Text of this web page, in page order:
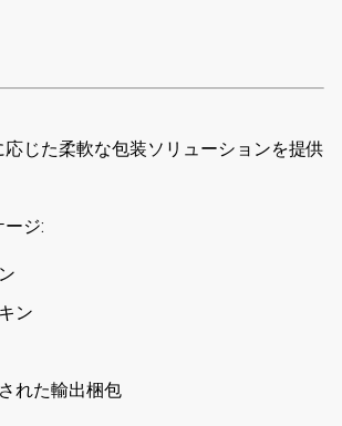
じた柔軟な包装ソリューションを提供
ジ:
ン
れた輸出梱包